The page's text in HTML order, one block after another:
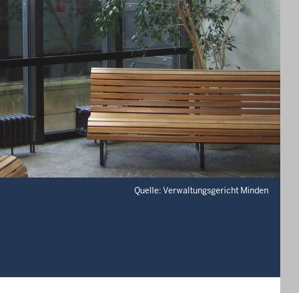
Quelle: Verwaltungsgericht Minden